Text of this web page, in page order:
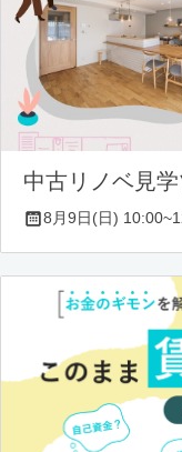
中古リノベ見
8月9日(日)